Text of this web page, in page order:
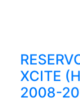
XCITE
2008-